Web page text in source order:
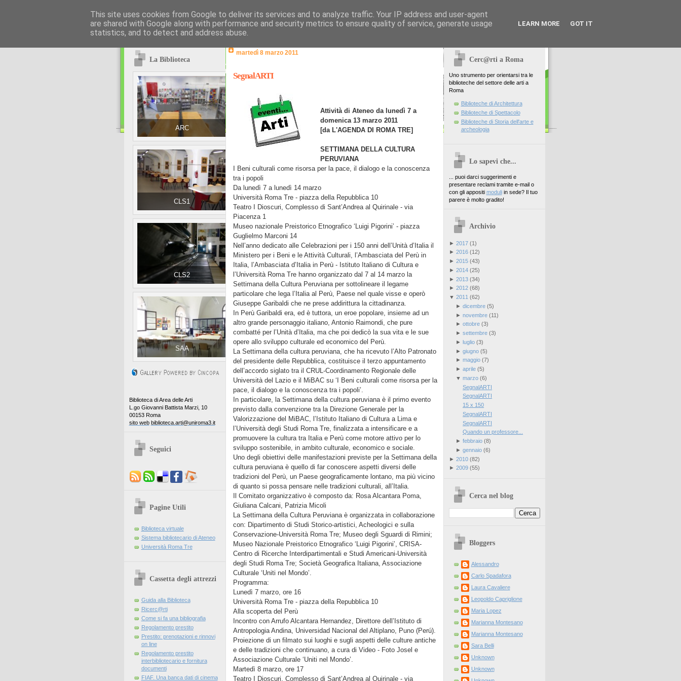
La Biblioteca
ARC
CLS1
CLS2
SAA
Biblioteca di Area delle Arti
L.go Giovanni Battista Marzi, 10
00153 Roma
sito web biblioteca.arti@uniroma3.it
Seguici
Pagine Utili
Biblioteca virtuale
Sistema bibliotecario di Ateneo
Università Roma Tre
Cassetta degli attrezzi
Guida alla Biblioteca
Ricerc@rti
Come si fa una bibliografia
Regolamento prestito
Prestito: prenotazioni e rinnovi
on line
Regolamento prestito
interbibliotecario e fornitura
documenti
FIAF. Una banca dati di cinema
martedì 8 marzo 2011
SegnalARTI
Attività di Ateneo da lunedì 7 a
domenica 13 marzo 2011
[da L'AGENDA DI ROMA TRE]
SETTIMANA DELLA CULTURA
PERUVIANA
I Beni culturali come risorsa per la pace, il dialogo e la conoscenza
tra i popoli
Da lunedì 7 a lunedì 14 marzo
Università Roma Tre - piazza della Repubblica 10
Teatro I Dioscuri, Complesso di Sant’Andrea al Quirinale - via
Piacenza 1
Museo nazionale Preistorico Etnografico ‘Luigi Pigorini’ - piazza
Guglielmo Marconi 14
Nell’anno dedicato alle Celebrazioni per i 150 anni dell’Unità d’Italia il
Ministero per i Beni e le Attività Culturali, l’Ambasciata del Perù in
Italia, l’Ambasciata d’Italia in Perù - Istituto Italiano di Cultura e
l’Università Roma Tre hanno organizzato dal 7 al 14 marzo la
Settimana della Cultura Peruviana per sottolineare il legame
particolare che lega l’Italia al Perù, Paese nel quale visse e operò
Giuseppe Garibaldi che ne prese addirittura la cittadinanza.
In Perù Garibaldi era, ed è tuttora, un eroe popolare, insieme ad un
altro grande personaggio italiano, Antonio Raimondi, che pure
combatté per l’Unità d’Italia, ma che poi dedicò la sua vita e le sue
opere allo sviluppo culturale ed economico del Perù.
La Settimana della cultura peruviana, che ha ricevuto l’Alto Patronato
del presidente delle Repubblica, costituisce il terzo appuntamento
dell’accordo siglato tra il CRUL-Coordinamento Regionale delle
Università del Lazio e il MiBAC su ‘I Beni culturali come risorsa per la
pace, il dialogo e la conoscenza tra i popoli’.
In particolare, la Settimana della cultura peruviana è il primo evento
previsto dalla convenzione tra la Direzione Generale per la
Valorizzazione del MiBAC, l’Istituto Italiano di Cultura a Lima e
l’Università degli Studi Roma Tre, finalizzata a intensificare e a
promuovere la cultura tra Italia e Perù come motore attivo per lo
sviluppo sostenibile, in ambito culturale, economico e sociale.
Uno degli obiettivi delle manifestazioni previste per la Settimana della
cultura peruviana è quello di far conoscere aspetti diversi delle
tradizioni del Perù, un Paese geograficamente lontano, ma più vicino
di quanto si possa pensare nelle tradizioni culturali, all’Italia.
Il Comitato organizzativo è composto da: Rosa Alcantara Poma,
Giuliana Calcani, Patrizia Micoli
La Settimana della Cultura Peruviana è organizzata in collaborazione
con: Dipartimento di Studi Storico-artistici, Acheologici e sulla
Conservazione-Università Roma Tre; Museo degli Sguardi di Rimini;
Museo Nazionale Preistorico Etnografico ‘Luigi Pigorini’, CRISA-
Centro di Ricerche Interdipartimentali e Studi Americani-Università
degli Studi Roma Tre; Società Geografica Italiana, Associazione
Culturale ‘Uniti nel Mondo’.
Programma:
Lunedì 7 marzo, ore 16
Università Roma Tre - piazza della Repubblica 10
Alla scoperta del Perù
Incontro con Arrufo Alcantara Hernandez, Direttore dell’Istituto di
Antropologia Andina, Universidad Nacional del Altiplano, Puno (Perú).
Proiezione di un filmato sui luoghi e sugli aspetti delle culture antiche
e delle tradizioni che continuano, a cura di Video - Foto Josel e
Associazione Culturale ‘Uniti nel Mondo’.
Martedì 8 marzo, ore 17
Teatro I Dioscuri, Complesso di Sant’Andrea al Quirinale - via
Cerc@rti a Roma
Uno strumento per orientarsi tra le
biblioteche del settore delle arti a
Roma
Biblioteche di Architettura
Biblioteche di Spettacolo
Biblioteche di Storia dell'arte e
archeologia
Lo sapevi che...
... puoi darci suggerimenti e
presentare reclami tramite e-mail o
con gli appositi moduliin sede? Il tuo
parere è molto gradito!
Archivio
► 2017(1)
► 2016(12)
► 2015(43)
► 2014(25)
► 2013(34)
► 2012(68)
▼ 2011 (62)
► dicembre(5)
► novembre(11)
► ottobre(3)
► settembre(3)
► luglio(3)
► giugno(5)
► maggio(7)
► aprile(5)
▼ marzo(6)
SegnalARTI
SegnalARTI
15 x 150
SegnalARTI
SegnalARTI
Quando un professore...
► febbraio(8)
► gennaio(6)
► 2010(82)
► 2009(55)
Cerca nel blog
Bloggers
Alessandro
Carlo Spadafora
Laura Cavaliere
Leopoldo Capriglione
Maria Lopez
Marianna Montesano
Marianna Montesano
Sara Belli
Unknown
Unknown
This site uses cookies from Google to deliver its services and to analyze traffic. Your IP address and user-agent
are shared with Google along with performance and security metrics to ensure quality of service, generate usage
statistics, and to detect and address abuse.
LEARN MORE GOT IT